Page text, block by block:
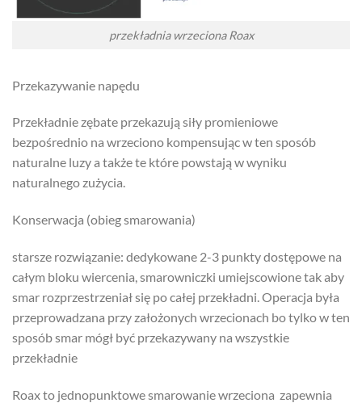
przekładnia wrzeciona Roax
Przekazywanie napędu
Przekładnie zębate przekazują siły promieniowe
bezpośrednio na wrzeciono kompensując w ten sposób
naturalne luzy a także te które powstają w wyniku
naturalnego zużycia.
Konserwacja (obieg smarowania)
starsze rozwiązanie: dedykowane 2-3 punkty dostępowe na
całym bloku wiercenia, smarowniczki umiejscowione tak aby
smar rozprzestrzeniał się po całej przekładni. Operacja była
przeprowadzana przy założonych wrzecionach bo tylko w ten
sposób smar mógł być przekazywany na wszystkie
przekładnie
Roax to jednopunktowe smarowanie wrzeciona zapewnia